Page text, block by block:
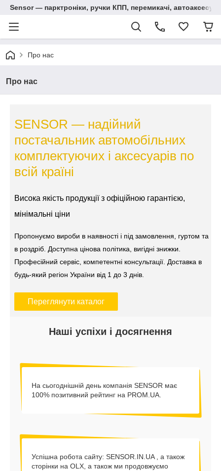
Sensor — парктроніки, ручки КПП, перемикачі,
Про нас
Про нас
SENSOR — надійний
постачальник автомобільних
комплектуючих і аксесуарів по
всій країні
Висока якість продукції з офіційною гарантією,
мінімальні ціни
Пропонуємо вироби в наявності і під замовлення, гуртом та
в роздріб. Доступна цінова політика, вигідні знижки.
Професійний сервіс, компетентні консультації. Доставка в
будь-який регіон України від 1 до 3 днів.
Переглянути каталог
Наші успіхи і досягнення
На сьогоднішній день компанія SENSOR має
100% позитивний рейтинг на PROM.UA.
Успішна робота сайту: SENSOR.IN.UA , а також
сторінки на OLX, а також ми продовжуємо